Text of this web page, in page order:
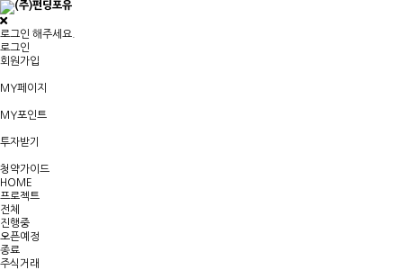
로그인 해주세요.
로그인
회원가입
MY페이지
MY포인트
투자받기
청약가이드
HOME
프로젝트
전체
진행중
오픈예정
종료
주식거래